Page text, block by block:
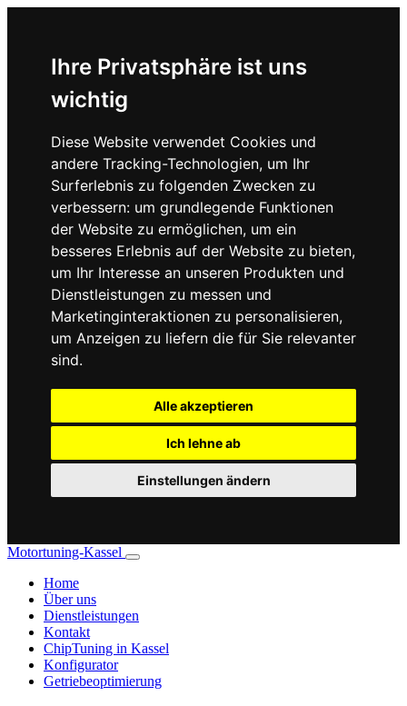
Ihre Privatsphäre ist uns
wichtig
Diese Website verwendet Cookies und
andere Tracking-Technologien, um Ihr
Surferlebnis zu folgenden Zwecken zu
verbessern: um grundlegende Funktionen
der Website zu ermöglichen, um ein
besseres Erlebnis auf der Website zu bieten,
um Ihr Interesse an unseren Produkten und
Dienstleistungen zu messen und
Marketinginteraktionen zu personalisieren,
um Anzeigen zu liefern die für Sie relevanter
sind.
Alle akzeptieren
Ich lehne ab
Einstellungen ändern
Motortuning-Kassel
Home
Über uns
Dienstleistungen
Kontakt
ChipTuning in Kassel
Konfigurator
Getriebeoptimierung